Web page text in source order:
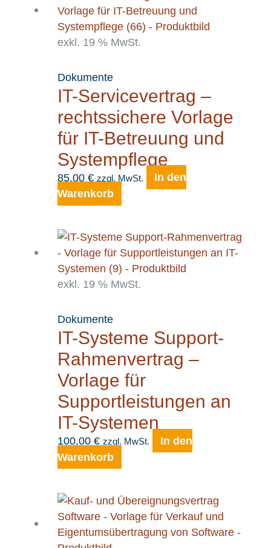
exkl. 19 % MwSt.
Dokumente
IT-Servicevertrag –
rechtssichere Vorlage
für IT-Betreuung und
Systempflege
85,00 € zzgl. MwSt.
In den
Warenkorb
exkl. 19 % MwSt.
Dokumente
IT-Systeme Support-
Rahmenvertrag –
Vorlage für
Supportleistungen an
IT-Systemen
100,00 € zzgl. MwSt.
In den
Warenkorb